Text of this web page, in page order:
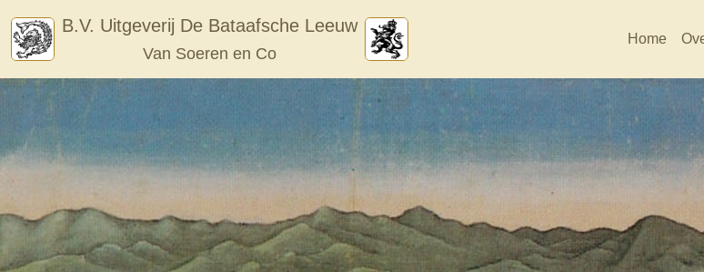
content
B.V. Uitgeverij De Bataafsche Leeuw
Van Soeren en Co
Home